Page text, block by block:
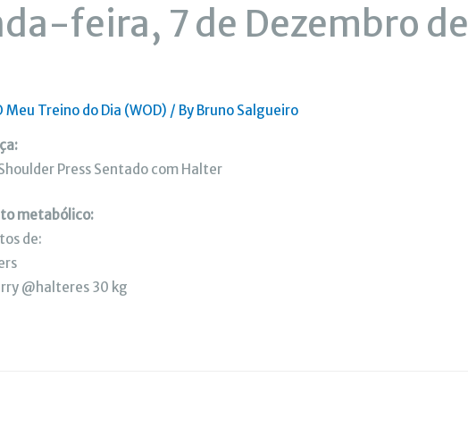
feira, 7 de Dezembro de
Meu Treino do Dia (WOD) / By Bruno Salgueiro
Press Sentado com Halter
metabólico:
de:
@halteres 30 kg